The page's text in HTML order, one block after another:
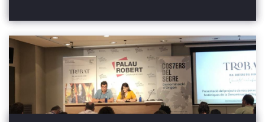
organitza el seu Consell Regulador amb el suport